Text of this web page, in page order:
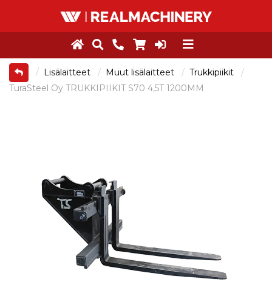
Lisälaitteet Muut lisälaitteet
Trukkipiikit
TuraSteel Oy TRUKKIPIIKIT S70 4,5T 1200MM